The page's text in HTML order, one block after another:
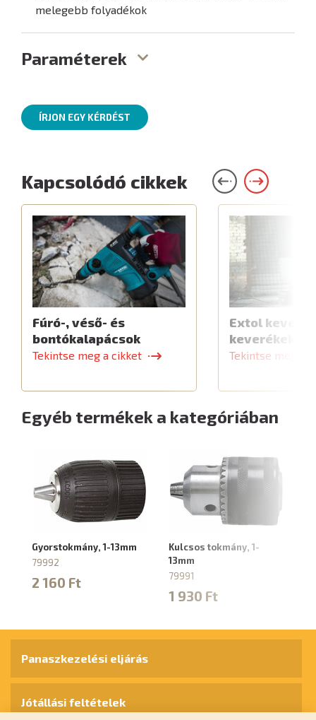
melegebb folyadékok
Paraméterek
ÍRJON EGY KÉRDÉST
Kapcsolódó cikkek
Fúró-, véső- és
bontókalapácsok
Tekintse meg a cikket
Extol
Tekintse meg a
Egyéb termékek a kategóriában
Gyorstokmány, 1-13mm
79992
2 160 Ft
Kulcsos tokmány, 1-
13mm
79991
1 930 Ft
Panaszkezelési eljárás
Jótállási feltételek